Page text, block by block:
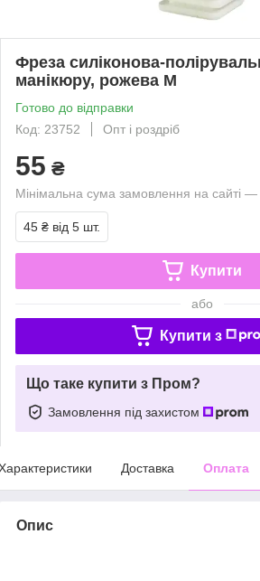
Фреза силіконова-
манікюру, рожева М
Готово до відправки
Код: 23752
Опт і роздріб
55 ₴
Мінімальна сума замовлення на сайті
45 ₴ від 5 шт.
Купити
або
Купити з
Що таке купити з Пром?
Замовлення під захистом
Доставка Оплата
Опис